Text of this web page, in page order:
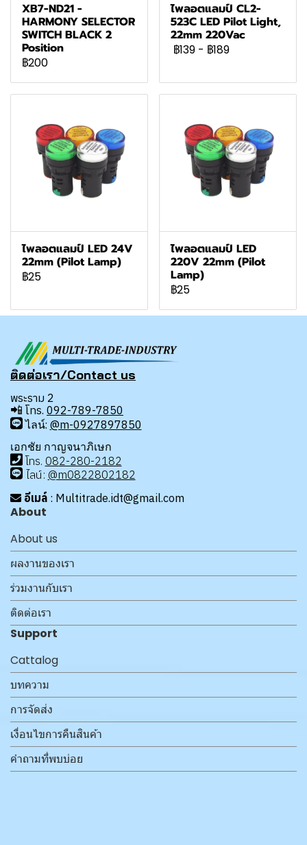
XB7-ND21 -
HARMONY SELECTOR
SWITCH BLACK 2
Position
฿200
ไพลอตแลมป์ CL2-
523C LED Pilot Light,
22mm 220Vac
฿139 - ฿189
ไพลอตแลมป์ LED 24V
22mm (Pilot Lamp)
฿25
ไพลอตแลมป์ LED
220V 22mm (Pilot
Lamp)
฿25
ติดต่อเรา/Contact us
พระราม 2
📲 โทร. 092-789-7850
ไลน์: @m-0927897850
เอกชัย กาญจนาภิเษก
โทร. 082-280-2182
ไลน์: @m0822802182
อีเมล์ : Multitrade.idt@gmail.com
About
About us
ผลงานของเรา
ร่วมงานกับเรา
ติดต่อเรา
Support
Cattalog
บทความ
การจัดส่ง
เงื่อนไขการคืนสินค้า
คำถามที่พบบ่อย